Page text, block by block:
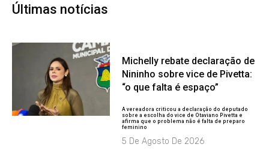
Últimas notícias
Michelly rebate declaração de
Nininho sobre vice de Pivetta:
“o que falta é espaço”
A vereadora criticou a declaração do deputado
sobre a escolha do vice de Otaviano Pivetta e
afirma que o problema não é falta de preparo
feminino
5 De Agosto De 2026